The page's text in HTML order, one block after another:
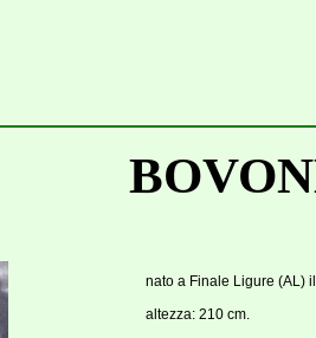
nato a Finale Ligure
altezza: 210 cm.